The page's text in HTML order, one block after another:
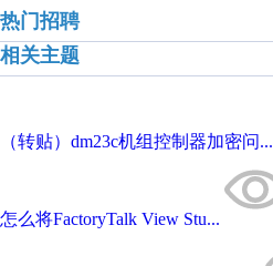
热门招聘
相关主题
（转贴）dm23c机组控制器加密问...
怎么将FactoryTalk View Stu...